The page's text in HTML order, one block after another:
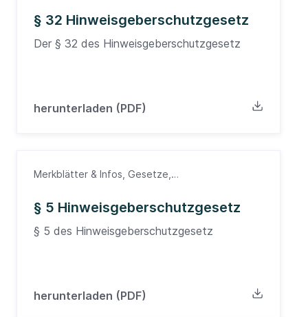
§ 32 Hinweisgeberschutzgesetz
Der § 32 des Hinweisgeberschutzgesetz
herunterladen (PDF)
Merkblätter & Infos, Gesetze,
§ 5 Hinweisgeberschutzgesetz
§ 5 des Hinweisgeberschutzgesetz
herunterladen (PDF)